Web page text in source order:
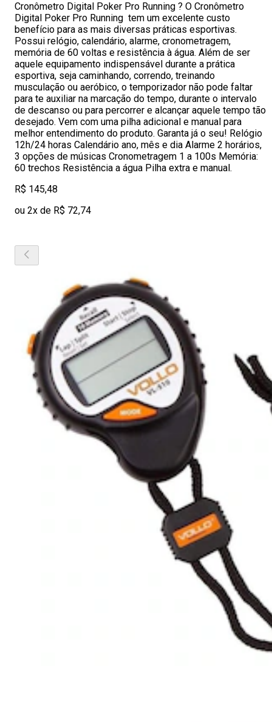
Cronômetro Digital Poker Pro Running ? O Cronômetro
Digital Poker Pro Running tem um excelente custo
benefício para as mais diversas práticas esportivas.
Possui relógio, calendário, alarme, cronometragem,
memória de 60 voltas e resistência à água. Além de ser
aquele equipamento indispensável durante a prática
esportiva, seja caminhando, correndo, treinando
musculação ou aeróbico, o temporizador não pode faltar
para te auxiliar na marcação do tempo, durante o intervalo
de descanso ou para percorrer e alcançar aquele tempo tão
desejado. Vem com uma pilha adicional e manual para
melhor entendimento do produto. Garanta já o seu! Relógio
12h/24 horas Calendário ano, mês e dia Alarme 2 horários,
3 opções de músicas Cronometragem 1 a 100s Memória:
60 trechos Resistência a água Pilha extra e manual.
R$ 145,48
ou 2x de R$ 72,74